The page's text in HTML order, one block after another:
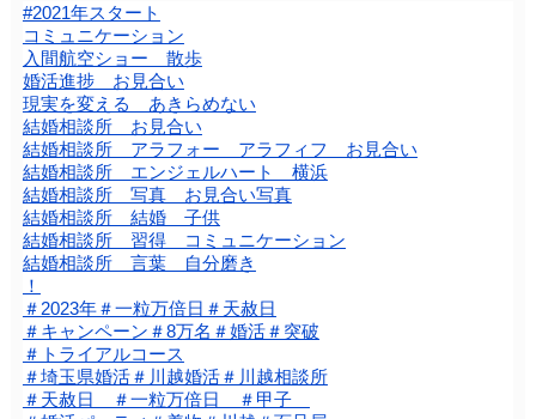
#2021年スタート
コミュニケーション
入間航空ショー 散歩
婚活進捗 お見合い
現実を変える あきらめない
結婚相談所 お見合い
結婚相談所 アラフォー アラフィフ お見合い
結婚相談所 エンジェルハート 横浜
結婚相談所 写真 お見合い写真
結婚相談所 結婚 子供
結婚相談所 習得 コミュニケーション
結婚相談所 言葉 自分磨き
！
＃2023年＃一粒万倍日＃天赦日
＃キャンペーン＃8万名＃婚活＃突破
＃トライアルコース
＃埼玉県婚活＃川越婚活＃川越相談所
＃天赦日 ＃一粒万倍日 ＃甲子